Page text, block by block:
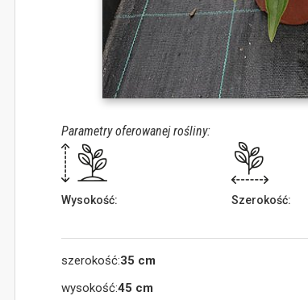
Parametry oferowanej rośliny:
Wysokość: Szerokość:
szerokość:35 cm
wysokość:45 cm